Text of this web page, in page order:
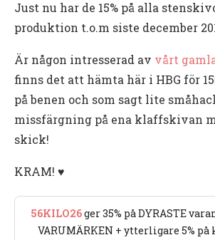
Just nu har de 15% på alla
produktion t.o.m siste december
Är någon intresserad av vårt
finns det att hämta här i HBG för
på benen och som sagt lite
missfärgning på ena klaffskivan
skick!
KRAM! ♥️
56KILO26ger 35% på DYRASTE
VARUMÄRKEN + ytterligare 5% på